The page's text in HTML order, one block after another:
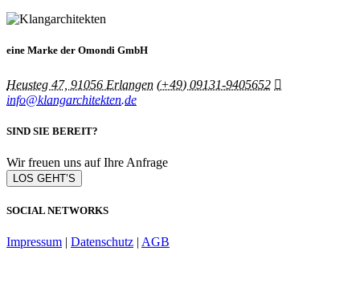
eine Marke der Omondi GmbH
Heusteg 47, 91056 Erlangen (+49) 09131-9405652
info@klangarchitekten.de
SIND SIE BEREIT?
Wir freuen uns auf Ihre Anfrage
LOS GEHT’S
SOCIAL NETWORKS
Impressum | Datenschutz | AGB